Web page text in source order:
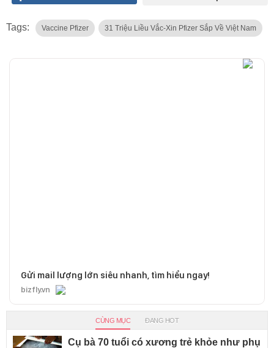
Tags: Vaccine Pfizer 31 Triệu Liều Vắc-Xin Pfizer Sắp Về Việt Nam
Gửi mail lượng lớn siêu nhanh, tìm hiểu ngay!
bizfly.vn
CÙNG MỤC ĐANG HOT
Cụ bà 70 tuổi có xương trẻ khỏe như phụ